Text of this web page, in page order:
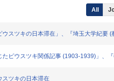
All
スツキの日本滞在」、『埼玉大学紀要 (
ピウスツキ関係記事 (1903-1939)」、『
スツキの日本滞在